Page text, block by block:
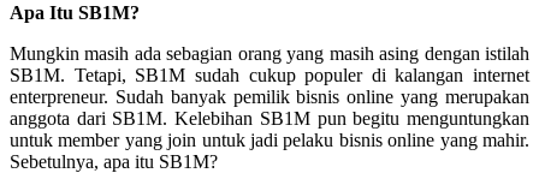
Apa Itu SB1M?
Mungkin masih ada sebagian orang yang masih asing dengan istilah
SB1M. Tetapi, SB1M sudah cukup populer di kalangan internet
enterpreneur. Sudah banyak pemilik bisnis online yang merupakan
anggota dari SB1M. Kelebihan SB1M pun begitu menguntungkan
untuk member yang join untuk jadi pelaku bisnis online yang mahir.
Sebetulnya, apa itu SB1M?